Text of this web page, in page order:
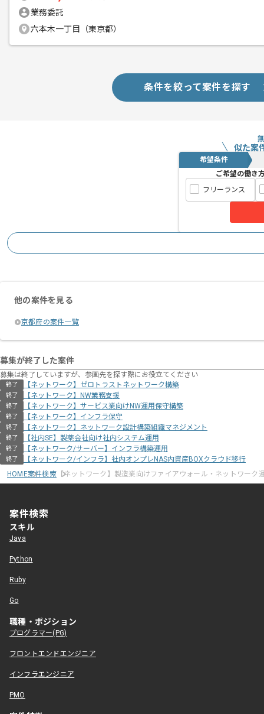
業務委託
六本木一丁目（東京都）
条件を絞って案件を探す
似た案
希望条件
ご希望の働き
フリーランス
他の案件を見る
京都府の案件一覧
募集が終了した案件
募集は終了していますが、参画先を探す際にお役立てください
終了 【ネットワーク】ゼロトラストネットワーク構築
終了 【ネットワーク】NW業務支援
終了 【ネットワーク】サービス業向けNW運用保守構築
終了 【ネットワーク】インフラ保守
終了 【ネットワーク】ネットワーク設計構築組織マネジメント
終了 【社内SE】製薬会社向け社内システム運用
終了 【ネットワーク/サーバー】インフラ構築運用
終了
【ネットワーク/インフラ】社内オンプレNAS内資産BOXクラウド移行
HOME案件検索【ネットワーク】製造業向けファイアウォール・ネットワーク
案件検索
スキル
Java
Python
Ruby
Go
職種・ポジション
プログラマー(PG)
フロントエンドエンジニア
インフラエンジニア
PMO